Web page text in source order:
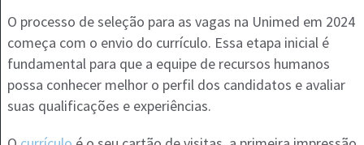
O processo de seleção para as vagas na Unimed em 2024
começa com o envio do currículo. Essa etapa inicial é
fundamental para que a equipe de recursos humanos
possa conhecer melhor o perfil dos candidatos e avaliar
suas qualificações e experiências.